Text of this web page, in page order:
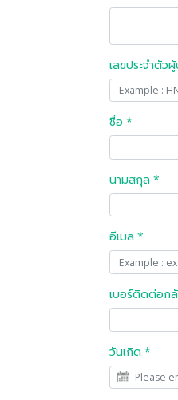
เลขประจำตัว
ชื่อ *
นามสกุล *
อีเมล *
เบอร์ติดต่อก
วันเกิด *